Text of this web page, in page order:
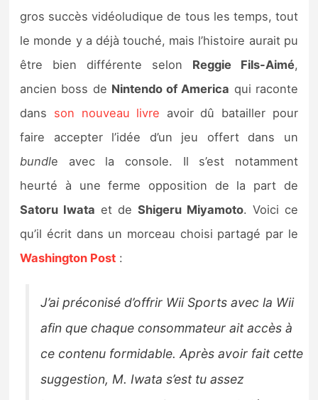
Précommandes
Précommandes jeux Switch 2
Bons plans
Guides
gros succès vidéoludique de tous les temps, tout
le monde y a déjà touché, mais l’histoire aurait pu
être bien différente selon Reggie Fils-Aimé,
ancien boss de Nintendo of America qui raconte
dans son nouveau livre avoir dû batailler pour
faire accepter l’idée d’un jeu offert dans un
bundle avec la console. Il s’est notamment
heurté à une ferme opposition de la part de
Satoru Iwata et de Shigeru Miyamoto. Voici ce
qu’il écrit dans un morceau choisi partagé par le
Washington Post :
J’ai préconisé d’offrir Wii Sports avec la Wii
afin que chaque consommateur ait accès à
ce contenu formidable. Après avoir fait cette
suggestion, M. Iwata s’est tu assez